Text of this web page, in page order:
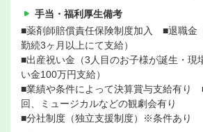
手当・福利厚生備考
■薬剤師賠償責任保険制度加入 ■退職金
勤続3ヶ月以上にて支給）
■出産祝い金（3人目のお子様が誕生・現
い金100万円支給）
■業績や条件によって決算賞与支給有り
回、ミュージカルなどの観劇会有り
■分社制度（独立支援制度）※条件あり